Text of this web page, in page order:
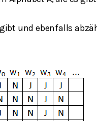
und ebenfalls